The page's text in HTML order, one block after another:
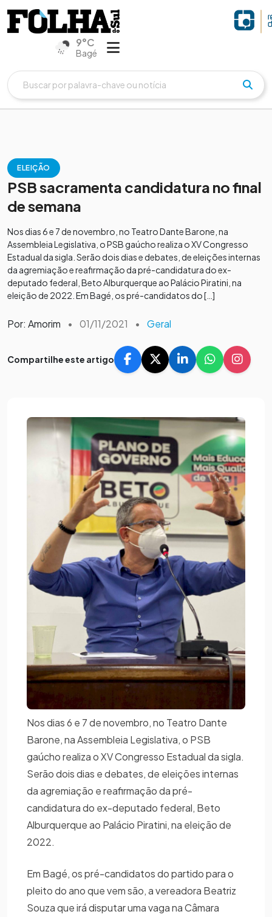
9°C
Bagé
ELEIÇÃO
PSB sacramenta candidatura no final
de semana
Nos dias 6 e 7 de novembro, no Teatro Dante Barone, na
Assembleia Legislativa, o PSB gaúcho realiza o XV Congresso
Estadual da sigla. Serão dois dias e debates, de eleições internas
da agremiação e reafirmação da pré-candidatura do ex-
deputado federal, Beto Alburquerque ao Palácio Piratini, na
eleição de 2022. Em Bagé, os pré-candidatos do […]
Por: Amorim • 01/11/2021 • Geral
Compartilhe este artigo
Nos dias 6 e 7 de novembro, no Teatro Dante
Barone, na Assembleia Legislativa, o PSB
gaúcho realiza o XV Congresso Estadual da sigla.
Serão dois dias e debates, de eleições internas
da agremiação e reafirmação da pré-
candidatura do ex-deputado federal, Beto
Alburquerque ao Palácio Piratini, na eleição de
2022.
Em Bagé, os pré-candidatos do partido para o
pleito do ano que vem são, a vereadora Beatriz
Souza que irá disputar uma vaga na Câmara